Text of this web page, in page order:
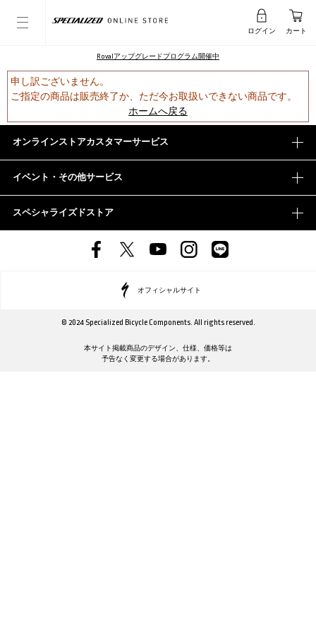
ログイン カート
Rovalアップグレードプログラム開催中
申し訳ございません。
ご指定の商品は販売終了か、ただ今お取扱いできない商品です。
ホームへ戻る
オンラインストアカスタマーサービス
イベント・その他サービス
スペシャライズドストア
オフィシャルサイト
© 2024 Specialized Bicycle Components. All rights reserved.
本サイト掲載商品のデザイン、仕様、価格等は
予告なく変更する場合があります。